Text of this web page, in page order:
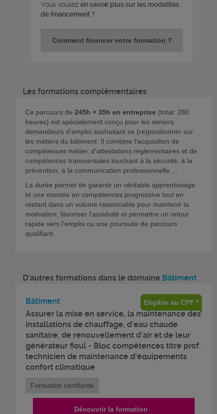
Vous voulez en savoir plus sur les modalités
de financement ?
Comment financer votre formation ?
Les formations complémentaires
Ce parcours de 245h + 35h en entreprise (total: 280
heures) est spécialement conçu pour les seniors
demandeurs d'emploi souhaitant se (re)positionner sur
les métiers du bâtiment. Il combine l'acquisition de
compétences métier, d'attestations réglementaires et de
compétences transversales touchant à la sécurité, à la
prévention, à la communication professionnelle ...
La durée permet de garantir un véritable apprentissage
et une montée en compétences progressive tout en
restant dans un volume raisonnable pour maintenir la
motivation, favoriser l'assiduité et permettre un retour
rapide vers l'emploi ou une poursuite de parcours
qualifiant.
D'autres formations dans le domaine Bâtiment
Bâtiment
Assurer la mise en service, la maintenance des
installations de chauffage, d'eau chaude
sanitaire, de renouvellement d'air et de leur
générateur fioul - Bloc compétences titre prof.
technicien de maintenance d'équipements
confort climatique
Eligible au CPF *
Formation certifiante
Découvrir la formation